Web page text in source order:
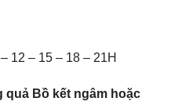
12 – 15 – 18 – 21H
quả Bồ kết ngâm hoặc